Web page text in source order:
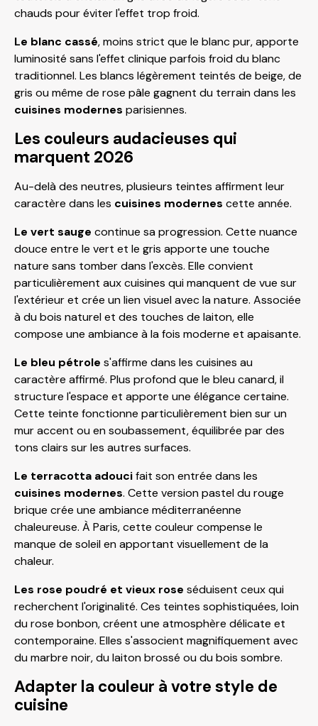
chauds pour éviter l'effet trop froid.
Le blanc cassé, moins strict que le blanc pur, apporte
luminosité sans l'effet clinique parfois froid du blanc
traditionnel. Les blancs légèrement teintés de beige, de
gris ou même de rose pâle gagnent du terrain dans les
cuisines modernes parisiennes.
Les couleurs audacieuses qui
marquent 2026
Au-delà des neutres, plusieurs teintes affirment leur
caractère dans les cuisines modernes cette année.
Le vert sauge continue sa progression. Cette nuance
douce entre le vert et le gris apporte une touche
nature sans tomber dans l'excès. Elle convient
particulièrement aux cuisines qui manquent de vue sur
l'extérieur et crée un lien visuel avec la nature. Associée
à du bois naturel et des touches de laiton, elle
compose une ambiance à la fois moderne et apaisante.
Le bleu pétrole s'affirme dans les cuisines au
caractère affirmé. Plus profond que le bleu canard, il
structure l'espace et apporte une élégance certaine.
Cette teinte fonctionne particulièrement bien sur un
mur accent ou en soubassement, équilibrée par des
tons clairs sur les autres surfaces.
Le terracotta adoucifait son entrée dans les
cuisines modernes. Cette version pastel du rouge
brique crée une ambiance méditerranéenne
chaleureuse. À Paris, cette couleur compense le
manque de soleil en apportant visuellement de la
chaleur.
Les rose poudré et vieux rose séduisent ceux qui
recherchent l'originalité. Ces teintes sophistiquées, loin
du rose bonbon, créent une atmosphère délicate et
contemporaine. Elles s'associent magnifiquement avec
du marbre noir, du laiton brossé ou du bois sombre.
Adapter la couleur à votre style de
cuisine